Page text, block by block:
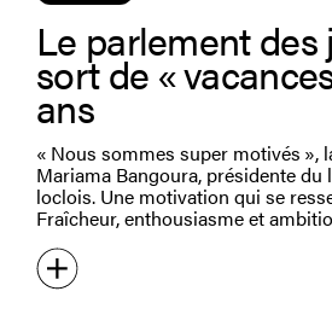
Le parlement des
sort de «
ans
« Nous sommes super motivés »,
Mariama Bangoura, présidente du
loclois. Une motivation qui se
Fraîcheur, enthousiasme et